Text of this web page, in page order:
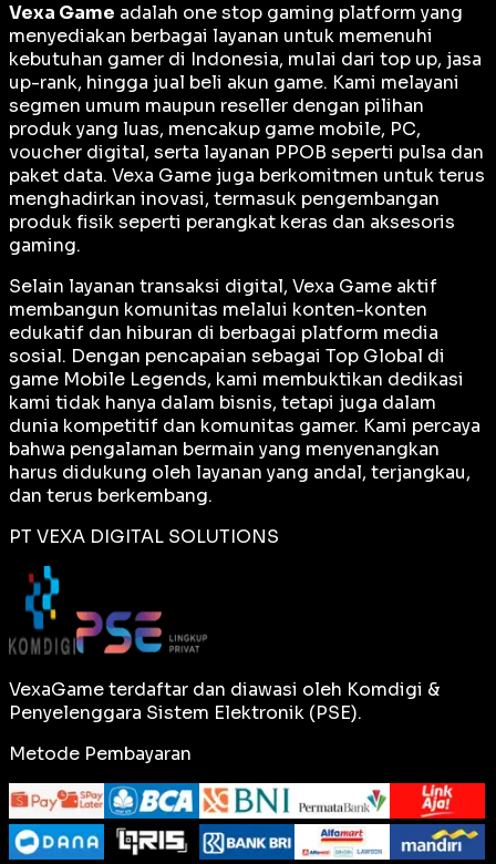
Vexa Game adalah one stop gaming platform yang
menyediakan berbagai layanan untuk memenuhi
kebutuhan gamer di Indonesia, mulai dari top up, jasa
up-rank, hingga jual beli akun game. Kami melayani
segmen umum maupun reseller dengan pilihan
produk yang luas, mencakup game mobile, PC,
voucher digital, serta layanan PPOB seperti pulsa dan
paket data. Vexa Game juga berkomitmen untuk terus
menghadirkan inovasi, termasuk pengembangan
produk fisik seperti perangkat keras dan aksesoris
gaming.
Selain layanan transaksi digital, Vexa Game aktif
membangun komunitas melalui konten-konten
edukatif dan hiburan di berbagai platform media
sosial. Dengan pencapaian sebagai Top Global di
game Mobile Legends, kami membuktikan dedikasi
kami tidak hanya dalam bisnis, tetapi juga dalam
dunia kompetitif dan komunitas gamer. Kami percaya
bahwa pengalaman bermain yang menyenangkan
harus didukung oleh layanan yang andal, terjangkau,
dan terus berkembang.
PT VEXA DIGITAL SOLUTIONS
VexaGame terdaftar dan diawasi oleh Komdigi &
Penyelenggara Sistem Elektronik (PSE).
Metode Pembayaran